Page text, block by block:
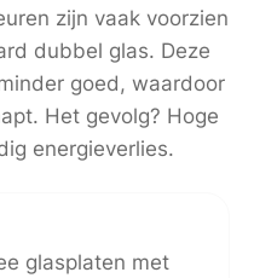
zijn vaak voorzien
dubbel glas. Deze
goed, waardoor
Het gevolg? Hoge
energieverlies.
glasplaten met